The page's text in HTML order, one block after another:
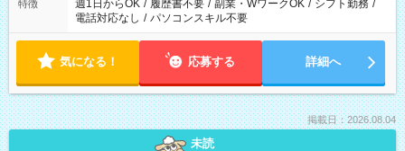
特徴 週1日からOK / 履歴書不要 / 副業・WワークOK / シフト勤務 /
電話対応なし / パソコンスキル不要
気になる！ 応募する 詳細へ
掲載日：2026.08.04
未読